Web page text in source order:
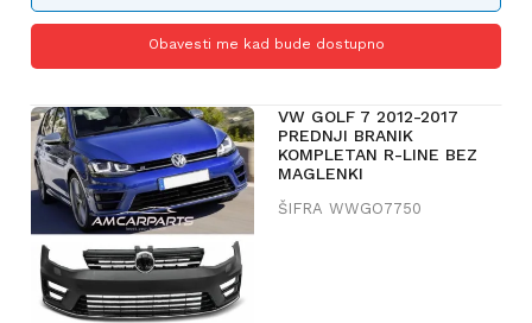
Obavesti me kad bude dostupno
VW GOLF 7 2012-2017
PREDNJI BRANIK
KOMPLETAN R-LINE BEZ
MAGLENKI
ŠIFRA WWGO7750